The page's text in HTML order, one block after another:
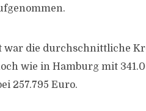
war die durchschnittliche
wie in Hamburg mit
257.795 Euro.